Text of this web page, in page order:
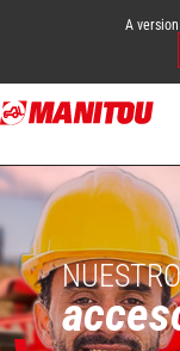
Pasar
al
principal
A